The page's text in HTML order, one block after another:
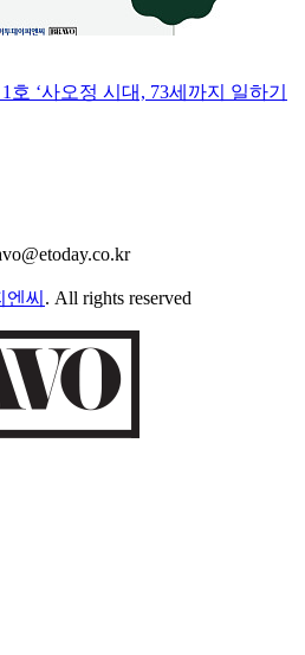
호 ‘사오정 시대, 73세까지 일하기
씨 . All rights reserved